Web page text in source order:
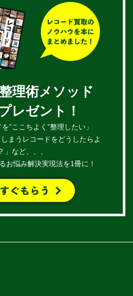
理術メソッド
レゼント！
”ここちよく”整理したい」
しまうレコードをどうしたらよ
」など、、、
お悩み解決実現法を1冊に！